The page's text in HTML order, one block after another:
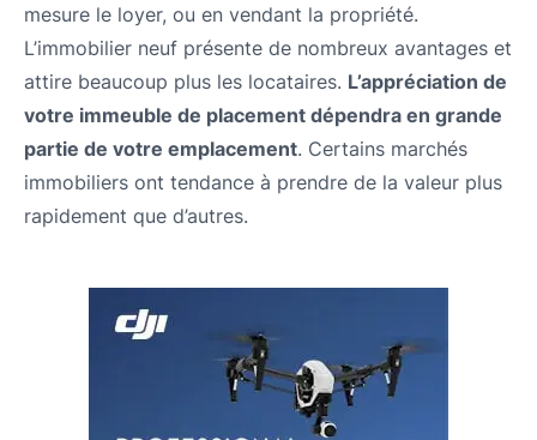
mesure le loyer, ou en vendant la propriété.
L’immobilier neuf présente de nombreux avantages et
attire beaucoup plus les locataires. L’appréciation de
votre immeuble de placement dépendra en grande
partie de votre emplacement. Certains marchés
immobiliers ont tendance à prendre de la valeur plus
rapidement que d’autres.